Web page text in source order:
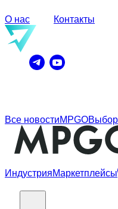
О нас Контакты
Все новостиMPGO
ИндустрияМаркетплейсы